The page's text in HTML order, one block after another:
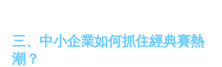
三、中小企業如何抓住經典賽熱
潮？